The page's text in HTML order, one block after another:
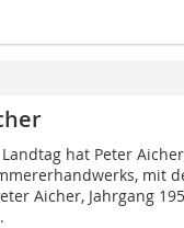
hat Peter
mit
Aicher, Jahrgang